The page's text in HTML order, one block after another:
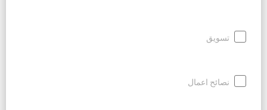
تسويق
نصائح اعمال